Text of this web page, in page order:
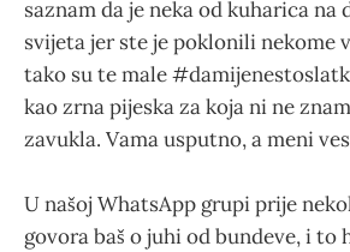
saznam da je neka od kuharica na
svijeta jer ste je poklonili nekome
tako su te male
kao zrna pijeska za koja ni ne
zavukla. Vama usputno, a meni
U našoj WhatsApp grupi prije
govora baš o juhi od bundeve, i to